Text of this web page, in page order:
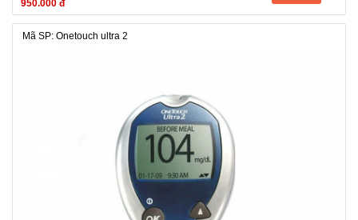
950.000 đ
Mã SP: Onetouch ultra 2